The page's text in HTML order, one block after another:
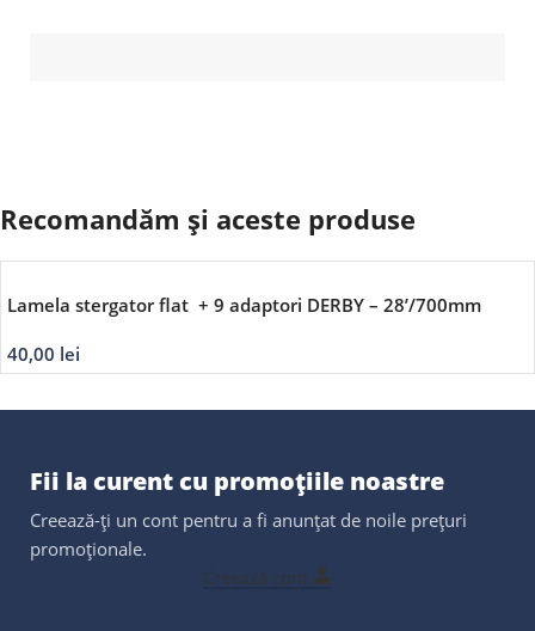
Recomandăm și aceste produse
Lamela stergator flat + 9 adaptori DERBY – 28’/700mm
40,00 lei
Fii la curent cu promoțiile noastre
Creează-ți un cont pentru a fi anunțat de noile prețuri
promoționale.
Creează cont